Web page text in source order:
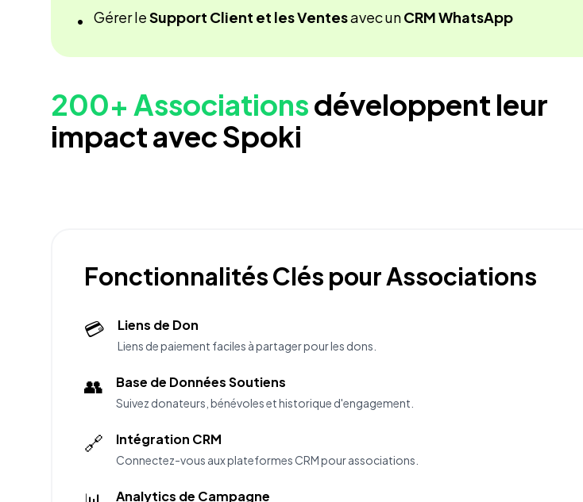
• Gérer leSupport Client et les Ventesavec unCRM WhatsApp
200+ Associationsdéveloppent leur
impact avec Spoki
Fonctionnalités Clés pour Associations
💳 Liens de Don
Liens de paiement faciles à partager pour les dons.
👥 Base de Données Soutiens
Suivez donateurs, bénévoles et historique d'engagement.
🔗 Intégration CRM
Connectez-vous aux plateformes CRM pour associations.
Analytics de Campagne